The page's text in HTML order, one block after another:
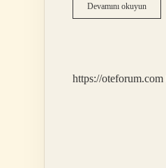
Devamını okuyun32
Nin
https://oteforum.com